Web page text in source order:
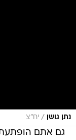
נתן גושן / יח"צ
גם אתם